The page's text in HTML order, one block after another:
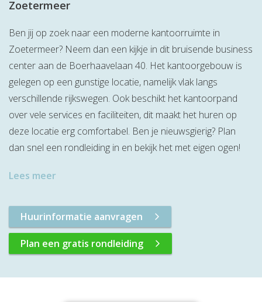
Zoetermeer
Ben jij op zoek naar een moderne kantoorruimte in
Zoetermeer? Neem dan een kijkje in dit bruisende business
center aan de Boerhaavelaan 40. Het kantoorgebouw is
gelegen op een gunstige locatie, namelijk vlak langs
verschillende rijkswegen. Ook beschikt het kantoorpand
over vele services en faciliteiten, dit maakt het huren op
deze locatie erg comfortabel. Ben je nieuwsgierig? Plan
dan snel een rondleiding in en bekijk het met eigen ogen!
Lees meer
Huurinformatie aanvragen
Plan een gratis rondleiding